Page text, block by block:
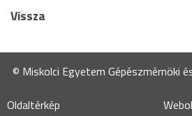
Vissza
© Miskolci Egyetem Gépészmérnöki
Oldaltérkép